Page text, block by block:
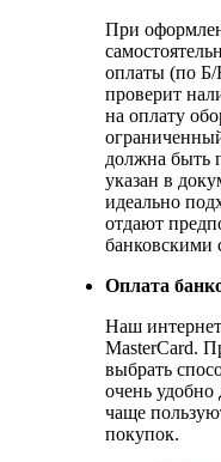
При
оплаты (по Б/
проверит
на оплату
должна быть
указан в
идеально
отдают
банковскими
Оплата
Наш
MasterCard.
выбрать
очень
чаще
покупок.